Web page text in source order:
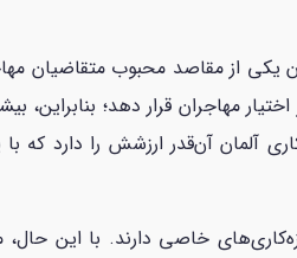
یکی از مقاصد محبوب
به 177 کشور، تحصیل ارزان و غیره) را در اختیار مهاجران
آن‌قدر ارزشش را دارد که با
خاصی دارند. با این